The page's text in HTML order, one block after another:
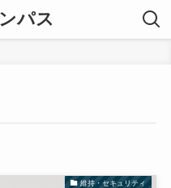
パス
維持・セキュリティ